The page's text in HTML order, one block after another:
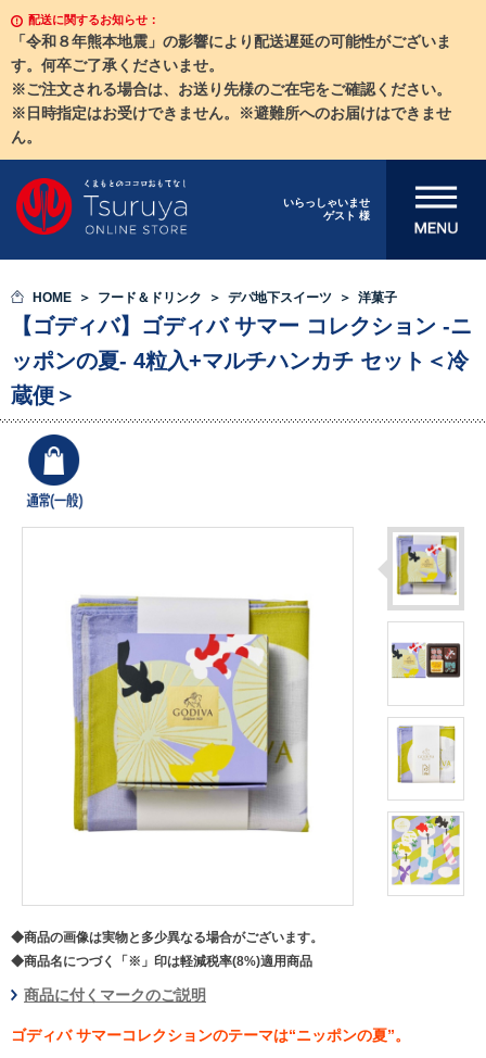
配送に関するお知らせ：
「令和８年熊本地震」の影響により配送遅延の可能性がございま
す。何卒ご了承くださいませ。
※ご注文される場合は、お送り先様のご在宅をご確認ください。
※日時指定はお受けできません。※避難所へのお届けはできませ
ん。
いらっしゃいませ
ゲスト 様
メニューを開
HOME フード＆ドリンク デパ地下スイーツ 洋菓子
【ゴディバ】ゴディバ サマー コレクション -ニ
ッポンの夏- 4粒入+マルチハンカチ セット＜冷
蔵便＞
◆商品の画像は実物と多少異なる場合がございます。
◆商品名につづく「※」印は軽減税率(8%)適用商品
商品に付くマークのご説明
ゴディバ サマーコレクションのテーマは“ニッポンの夏”。